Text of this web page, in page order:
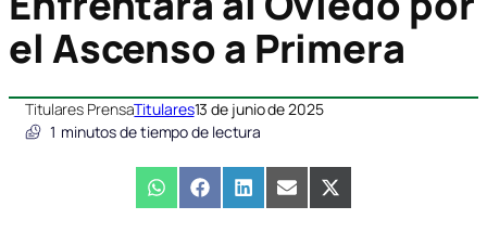
el Ascenso a Primera
Titulares PrensaTitulares13 de junio de 2025
1 minutos de tiempo de lectura
Compartir
en
WhatsAppCompartir
en
FacebookCompartir
en
LinkedInCompartir
en
EmailCompartir
en
X
(Twitter)